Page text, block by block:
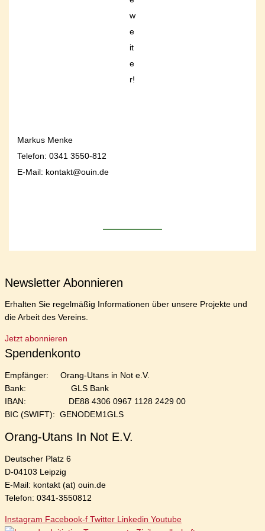
w
e
it
e
r!
Markus Menke
Telefon: 0341 3550-812
E-Mail: kontakt@ouin.de
Newsletter Abonnieren
Erhalten Sie regelmäßig Informationen über unsere Projekte und
die Arbeit des Vereins.
Jetzt abonnieren
Spendenkonto
Empfänger: Orang-Utans in Not e.V.
Bank: GLS Bank
IBAN: DE88 4306 0967 1128 2429 00
BIC (SWIFT): GENODEM1GLS
Orang-Utans In Not E.V.
Deutscher Platz 6
D-04103 Leipzig
E-Mail: kontakt (at) ouin.de
Telefon: 0341-3550812
Instagram Facebook-f Twitter Linkedin Youtube